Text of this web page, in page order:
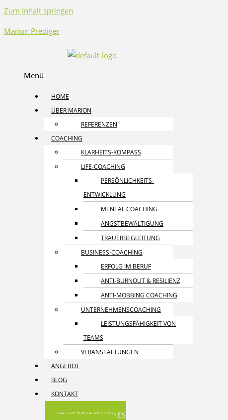
Zum Inhalt springen
Marion Prediger
Menü
HOME
ÜBER MARION
REFERENZEN
COACHING
KLARHEITS-KOMPASS
LIFE-COACHING
PERSÖNLICHKEITS­
ENTWICKLUNG
MENTAL COACHING
ANGST­BEWÄLTIGUNG
TRAUER­BEGLEITUNG
BUSINESS-COACHING
ERFOLG IM BERUF
ANTI-BURNOUT & RESILIENZ
ANTI-MOBBING COACHING
UNTERNEHMENS­COACHING
LEISTUNGSFÄHIGKEIT VON
TEAMS
VERANSTALTUNGEN
ANGEBOT
BLOG
KONTAKT
UNVERBINDLICHES